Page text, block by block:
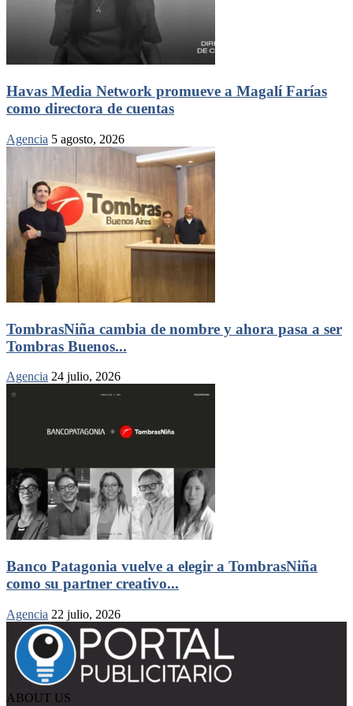
Havas Media Network promueve a Magalí Farías
como directora de cuentas
Agencia 5 agosto, 2026
TombrasNiña cambia de nombre y ahora pasa a ser
Tombras Buenos...
Agencia 24 julio, 2026
Banco Patagonia vuelve a elegir a TombrasNiña
como su partner creativo...
Agencia 22 julio, 2026
ABOUT US